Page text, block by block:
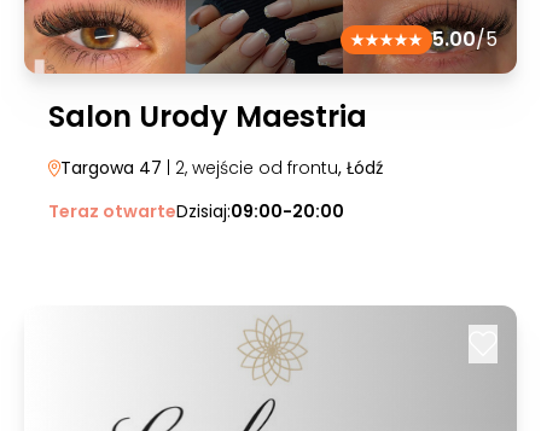
5.00/5
Salon Urody Maestria
Targowa 47 | 2, wejście od frontu, Łódź
Teraz otwarteDzisiaj:09:00-20:00